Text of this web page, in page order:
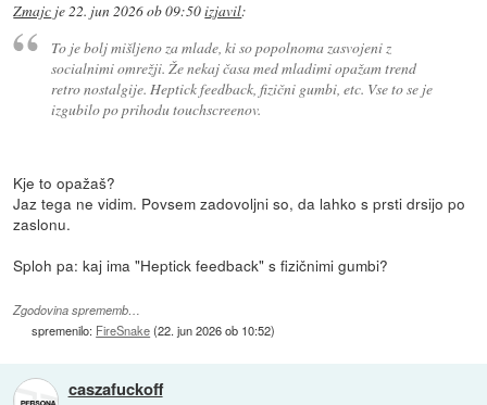
Zmajc je22. jun 2026 ob 09:50izjavil:
To je bolj mišljeno za mlade, ki so popolnoma zasvojeni z
socialnimi omrežji. Že nekaj časa med mladimi opažam trend
retro nostalgije. Heptick feedback, fizični gumbi, etc. Vse to se je
izgubilo po prihodu touchscreenov.
Kje to opažaš?
Jaz tega ne vidim. Povsem zadovoljni so, da lahko s prsti drsijo po
zaslonu.
Sploh pa: kaj ima "Heptick feedback" s fizičnimi gumbi?
Zgodovina sprememb…
spremenilo: FireSnake(22. jun 2026 ob 10:52)
caszafuckoff